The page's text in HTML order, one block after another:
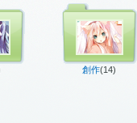
創作(14)